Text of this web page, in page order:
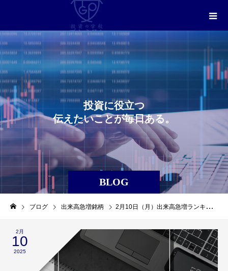
BLOG
投資に役立つ
伝え たいことが毎日ある。
ブログ 出来高急増銘柄 2月10日（月）出来高急増ランキングレポート
2月
10
2025